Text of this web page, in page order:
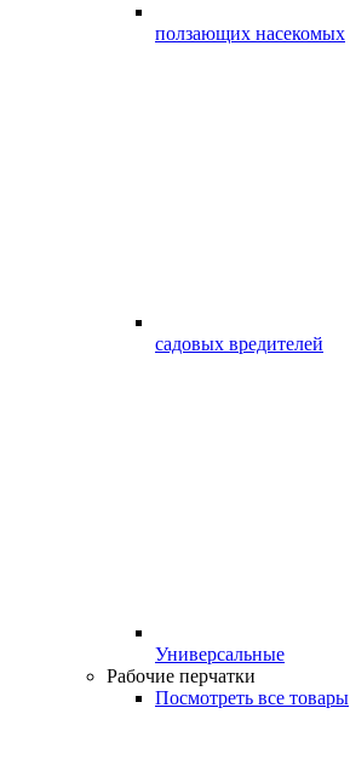
ползающих насекомых
садовых вредителей
Универсальные
Рабочие перчатки
Посмотреть все товары